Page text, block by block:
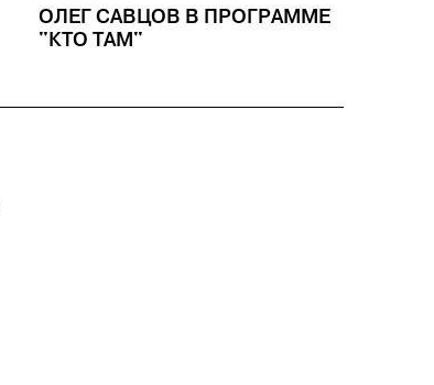
ОЛЕГ САВЦОВ В ПРОГРАММЕ
"КТО ТАМ"